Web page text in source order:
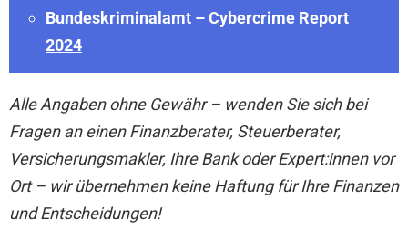
Bundeskriminalamt – Cybercrime Report
2024
Alle Angaben ohne Gewähr – wenden Sie sich bei
Fragen an einen Finanzberater, Steuerberater,
Versicherungsmakler, Ihre Bank oder Expert:innen vor
Ort – wir übernehmen keine Haftung für Ihre Finanzen
und Entscheidungen!